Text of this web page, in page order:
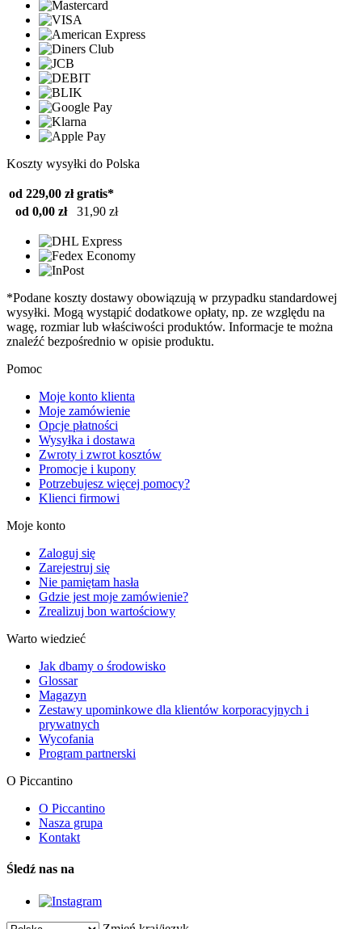
Koszty wysyłki do Polska
od 229,00 zł gratis*
od 0,00 zł
31,90 zł
*Podane koszty dostawy obowiązują w przypadku standardowej
wysyłki. Mogą wystąpić dodatkowe opłaty, np. ze względu na
wagę, rozmiar lub właściwości produktów. Informacje te można
znaleźć bezpośrednio w opisie produktu.
Pomoc
Moje konto klienta
Moje zamówienie
Opcje płatności
Wysyłka i dostawa
Zwroty i zwrot kosztów
Promocje i kupony
Potrzebujesz więcej pomocy?
Klienci firmowi
Moje konto
Zaloguj się
Zarejestruj się
Nie pamiętam hasła
Gdzie jest moje zamówienie?
Zrealizuj bon wartościowy
Warto wiedzieć
Jak dbamy o środowisko
Glossar
Magazyn
Zestawy upominkowe dla klientów korporacyjnych i
prywatnych
Wycofania
Program partnerski
O Piccantino
O Piccantino
Nasza grupa
Kontakt
Śledź nas na